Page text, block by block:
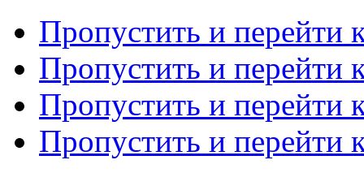
Пропустить и перейти
Пропустить и перейти
Пропустить и перейти
Пропустить и перейти